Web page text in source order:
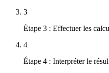
3
Étape 3 : Effectuer les
4
Étape 4 : Interpréter le